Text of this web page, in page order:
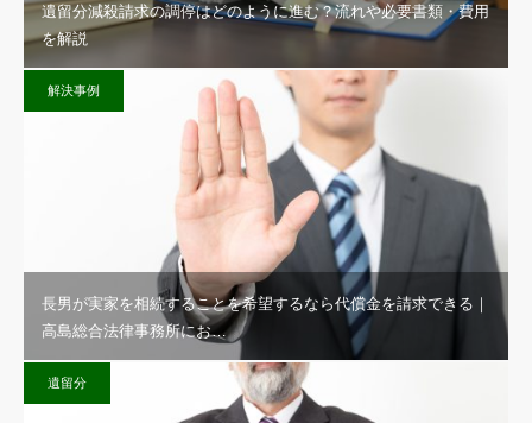
遺留分減殺請求の調停はどのように進む？流れや必要書類・費用
を解説
解決事例
長男が実家を相続することを希望するなら代償金を請求できる｜
高島総合法律事務所にお…
遺留分